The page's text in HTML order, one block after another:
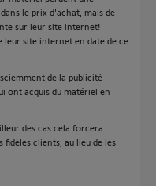
le prix d'achat, mais de
sur leur site internet!
leur site internet en date de ce
de la publicité
ont acquis du matériel en
des cas cela forcera
clients, au lieu de les